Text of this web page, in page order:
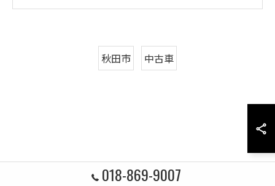
秋田市 中古車
018-869-9007